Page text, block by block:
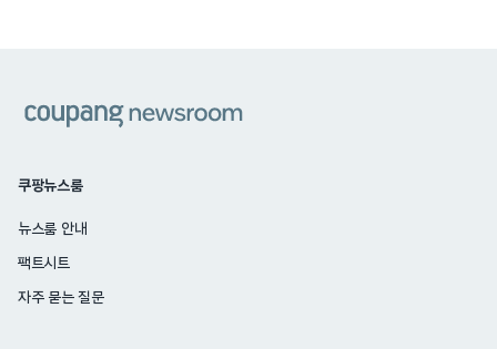
쿠팡뉴스룸
뉴스룸 안내
팩트시트
자주 묻는 질문